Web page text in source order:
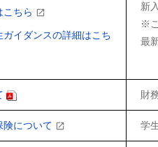
こちら
ガイダンスの詳細はこち
新
※
最
財
険について 学